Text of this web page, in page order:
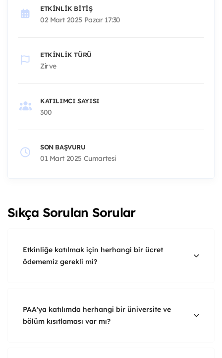
ETKINLIK BITIŞ
02 Mart 2025 Pazar 17:30
ETKINLIK TÜRÜ
Zirve
KATILIMCI SAYISI
300
SON BAŞVURU
01 Mart 2025 Cumartesi
Sıkça Sorulan Sorular
Etkinliğe katılmak için herhangi bir ücret
ödememiz gerekli mi?
PAA'ya katılımda herhangi bir üniversite ve
bölüm kısıtlaması var mı?